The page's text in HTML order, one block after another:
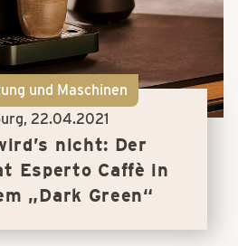
und Maschinen
22.04.2021
nicht: Der
Esperto Caffè in
„Dark Green“